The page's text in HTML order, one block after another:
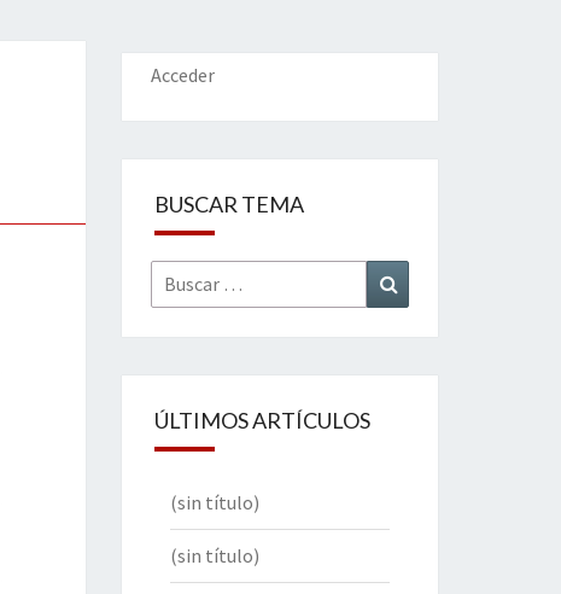
Acceder
BUSCAR TEMA
Buscar
por:
ÚLTIMOS ARTÍCULOS
(sin título)
(sin título)